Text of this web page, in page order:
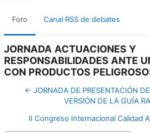
Foro Canal RSS de debates
JORNADA ACTUACIONES Y
RESPONSABILIDADES ANTE
CON PRODUCTOS
← JORNADA DE PRESENTACIÓN
VERSIÓN DE LA GUÍA
II Congreso Internacional Calidad